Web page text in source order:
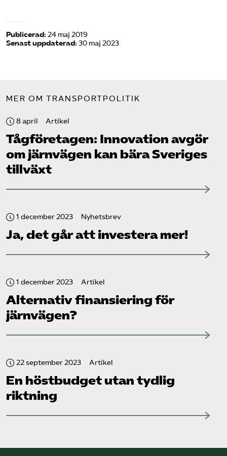
Publicerad: 24 maj 2019
Senast uppdaterad: 30 maj 2023
MER OM TRANSPORTPOLITIK
8 april Artikel
Tåg­företagen: Innovation avgör
om järnvägen kan bära Sveriges
tillväxt
1 december 2023 Nyhetsbrev
Ja, det går att investera mer!
1 december 2023 Artikel
Alternativ finansiering för
järnvägen?
22 september 2023 Artikel
En höstbudget utan tydlig
riktning